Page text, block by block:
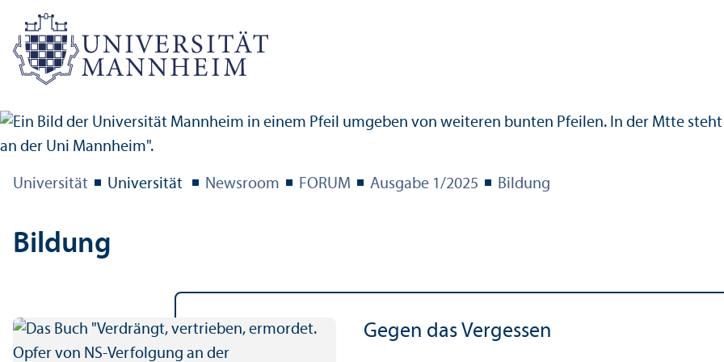
Universität Universität Newsroom FORUM Ausgabe 1/2025 Bildung
Bildung
Gegen das Vergessen